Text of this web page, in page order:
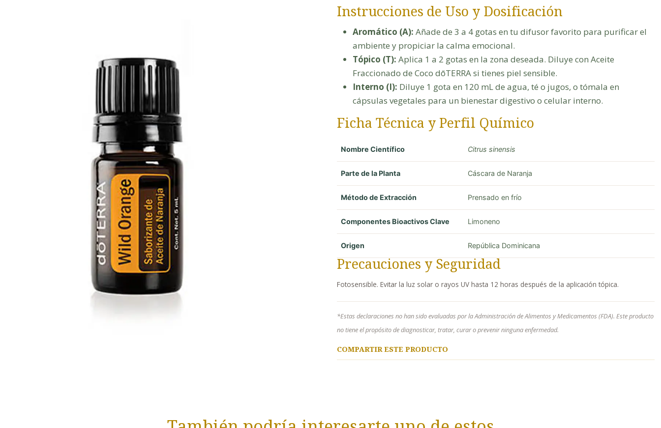
Instrucciones de Uso y Dosificación
Aromático (A): Añade de 3 a 4 gotas en tu difusor favorito para purificar el
ambiente y propiciar la calma emocional.
Tópico (T): Aplica 1 a 2 gotas en la zona deseada. Diluye con Aceite
Fraccionado de Coco dōTERRA si tienes piel sensible.
Interno (I): Diluye 1 gota en 120 mL de agua, té o jugos, o tómala en
cápsulas vegetales para un bienestar digestivo o celular interno.
Ficha Técnica y Perfil Químico
Nombre Científico Citrus sinensis
Parte de la Planta Cáscara de Naranja
Método de Extracción Prensado en frío
Componentes Bioactivos Clave Limoneno
Origen República Dominicana
Precauciones y Seguridad
Fotosensible. Evitar la luz solar o rayos UV hasta 12 horas después de la aplicación tópica.
*Estas declaraciones no han sido evaluadas por la Administración de Alimentos y Medicamentos (FDA). Este producto
no tiene el propósito de diagnosticar, tratar, curar o prevenir ninguna enfermedad.
COMPARTIR ESTE PRODUCTO